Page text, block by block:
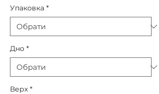
Упаковка *
Дно *
Верх *